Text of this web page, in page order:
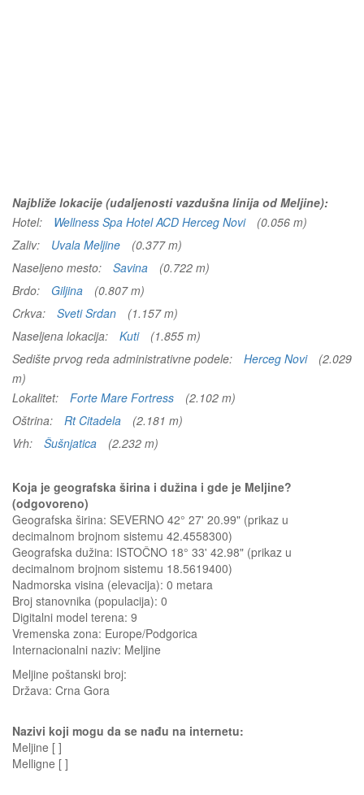
Najbliže lokacije (udaljenosti vazdušna linija od Meljine):
Hotel:
Wellness Spa Hotel ACD Herceg Novi
(0.056 m)
Zaliv:
Uvala Meljine
(0.377 m)
Naseljeno mesto:
Savina
(0.722 m)
Brdo:
Giljina
(0.807 m)
Crkva:
Sveti Srdan
(1.157 m)
Naseljena lokacija:
Kuti
(1.855 m)
Sedište prvog reda administrativne podele:
Herceg Novi
(2.029
m)
Lokalitet:
Forte Mare Fortress
(2.102 m)
Oštrina:
Rt Citadela
(2.181 m)
Vrh:
Šušnjatica (2.232 m)
Koja je geografska širina i dužina i gde je Meljine?
(odgovoreno)
Geografska širina: SEVERNO 42° 27' 20.99" (prikaz u
decimalnom brojnom sistemu 42.4558300)
Geografska dužina: ISTOČNO 18° 33' 42.98" (prikaz u
decimalnom brojnom sistemu 18.5619400)
Nadmorska visina (elevacija): 0 metara
Broj stanovnika (populacija): 0
Digitalni model terena: 9
Vremenska zona: Europe/Podgorica
Internacionalni naziv: Meljine
Meljine poštanski broj:
Država: Crna Gora
Nazivi koji mogu da se nađu na internetu:
Meljine [ ]
Melligne [ ]